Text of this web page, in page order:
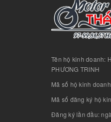
Tên hộ kinh doanh:
PHƯƠNG TRINH
Mã số hộ kinh
Mã số đăng ký hộ
Đăng ký lần đầu: